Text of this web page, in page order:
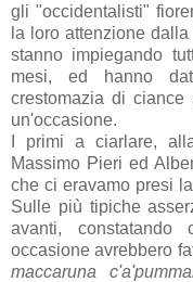
gli "occidentalisti"
la loro attenzione
stanno impiegando
mesi, ed hanno
crestomazia di
un'occasione.
I primi a ciarlare,
Massimo Pieri ed
che ci eravamo presi
Sulle più tipiche
avanti,
occasione avrebbero
maccaruna